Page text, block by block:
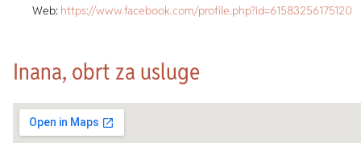
Web: https://www.facebook.com/profile.php?id=61583256175120
Inana, obrt za usluge